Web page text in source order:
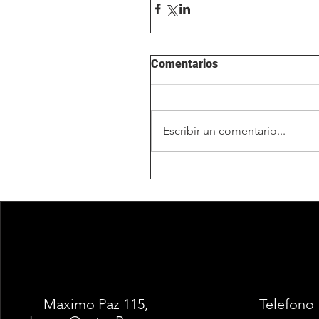
Comentarios
Escribir un comentario...
Maximo Paz 115,
Telefono